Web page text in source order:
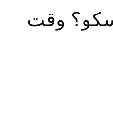
مقالات حول كولونياوقت